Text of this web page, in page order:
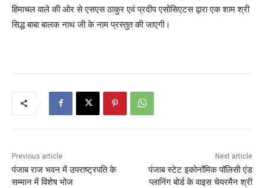
हिमाचल वाले की ओर से एसएस ठाकुर एवं प्रदीप एसोसिएटस द्वारा एक शाम श्री
सिद्ध बाबा बालक नाथ जी के नाम प्रस्तुत की जाएगी।
Previous article
पंजाब राज भवन में उपराष्ट्रपति के
सम्मान में विशेष भोज
Next article
पंजाब स्टेट इकोनॉमिक पॉलिसी एंड
प्लानिंग बोर्ड के वाइस चेयरमैन श्री